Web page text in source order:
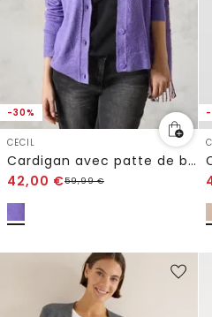
-30%
CECIL
Cardigan avec patte de boutonnage
42,00 €59,99€